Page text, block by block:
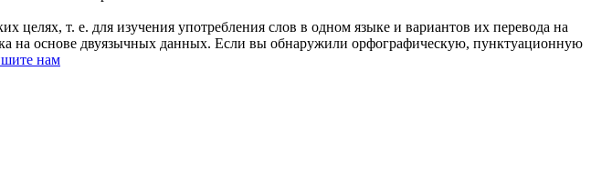
целях, т. е. для изучения употребления слов в одном языке и вариантов их перевода на
на основе двуязычных данных. Если вы обнаружили орфографическую, пунктуационную
нам